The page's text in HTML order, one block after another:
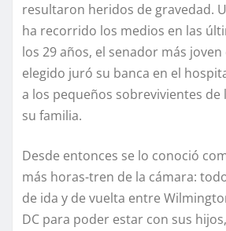
resultaron heridos de gravedad.
ha recorrido los medios en las
los 29 años, el senador más
elegido juró su banca en el
a los pequeños sobrevivientes de
su familia.
Desde entonces se lo conoció
más horas-tren de la cámara:
de ida y de vuelta entre
DC para poder estar con sus